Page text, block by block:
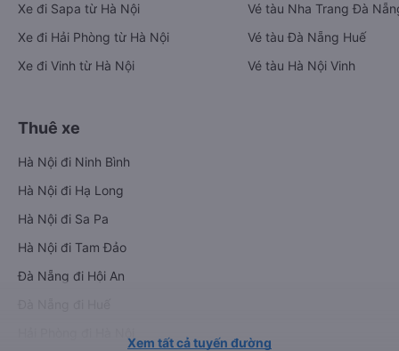
Xe đi Sapa từ Hà Nội
Xe đi Hải Phòng từ Hà Nội
Xe đi Vinh từ Hà Nội
Vé tàu Nha Trang Đà
Vé tàu Đà Nẵng Huế
Vé tàu Hà Nội Vinh
Thuê xe
Hà Nội đi Ninh Bình
Hà Nội đi Hạ Long
Hà Nội đi Sa Pa
Hà Nội đi Tam Đảo
Đà Nẵng đi Hội An
Xem tất cả tuyến đường